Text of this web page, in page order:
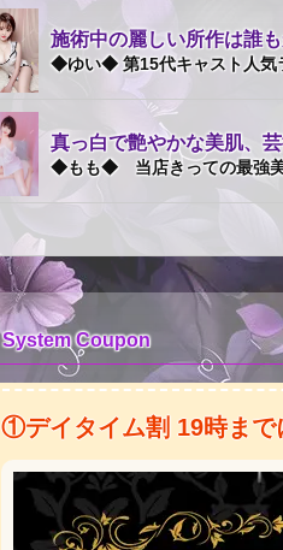
施術中の麗しい所作は誰
◆ゆい◆ 第15代キャスト人気
真っ白で艶やかな美肌、
◆もも◆ 当店きっての最強
System Coupon
①デイタイム割 19時まで